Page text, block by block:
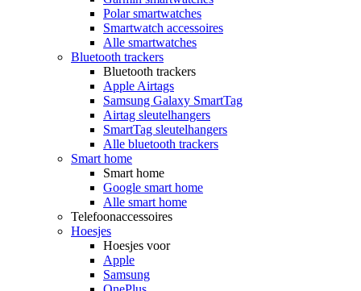
Polar smartwatches
Smartwatch accessoires
Alle smartwatches
Bluetooth trackers
Bluetooth trackers
Apple Airtags
Samsung Galaxy SmartTag
Airtag sleutelhangers
SmartTag sleutelhangers
Alle bluetooth trackers
Smart home
Smart home
Google smart home
Alle smart home
Telefoonaccessoires
Hoesjes
Hoesjes voor
Apple
Samsung